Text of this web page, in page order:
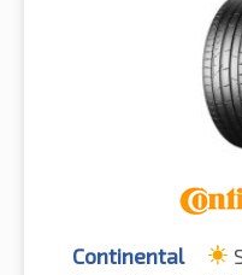
Continental